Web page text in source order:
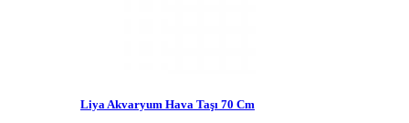
Liya Akvaryum Hava Taşı 70 Cm